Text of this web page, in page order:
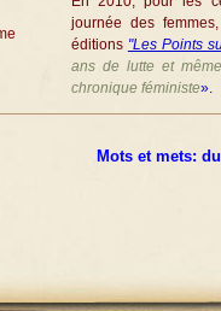
journée des
éditions "Les Points
ans de lutte et
chronique féministe».
Mots et mets: du